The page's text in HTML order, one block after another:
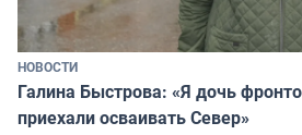
НОВОСТИ
Галина Быстрова: «Я дочь
приехали осваивать Север»